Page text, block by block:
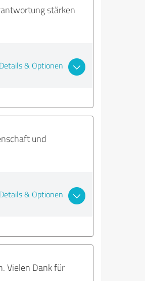
stärken
Details & Optionen
und
Details & Optionen
Vielen Dank für